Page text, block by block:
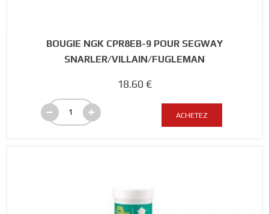
BOUGIE NGK CPR8EB-9 POUR SEGWAY
SNARLER/VILLAIN/FUGLEMAN
18.60 €
ACHETEZ